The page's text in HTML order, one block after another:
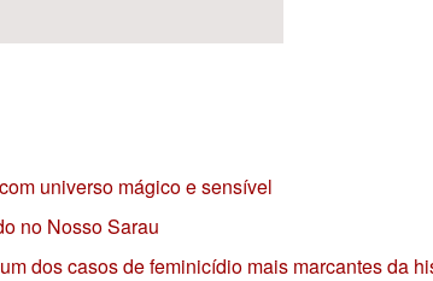
universo mágico e sensível
no Nosso Sarau
dos casos de feminicídio mais marcantes da